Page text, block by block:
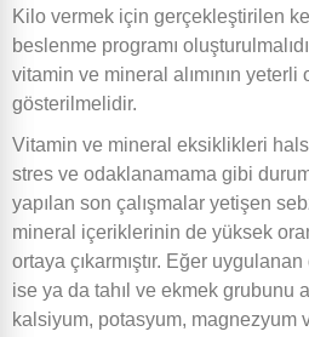
Kilo vermek için gerçekleştirilen
beslenme programı
vitamin ve mineral alımının yeterli
gösterilmelidir.
Vitamin ve mineral eksiklikleri
stres ve odaklanamama gibi
yapılan son çalışmalar yetişen
mineral içeriklerinin de yüksek
ortaya çıkarmıştır. Eğer
ise ya da tahıl ve ekmek grubunu
kalsiyum, potasyum, magnezyum